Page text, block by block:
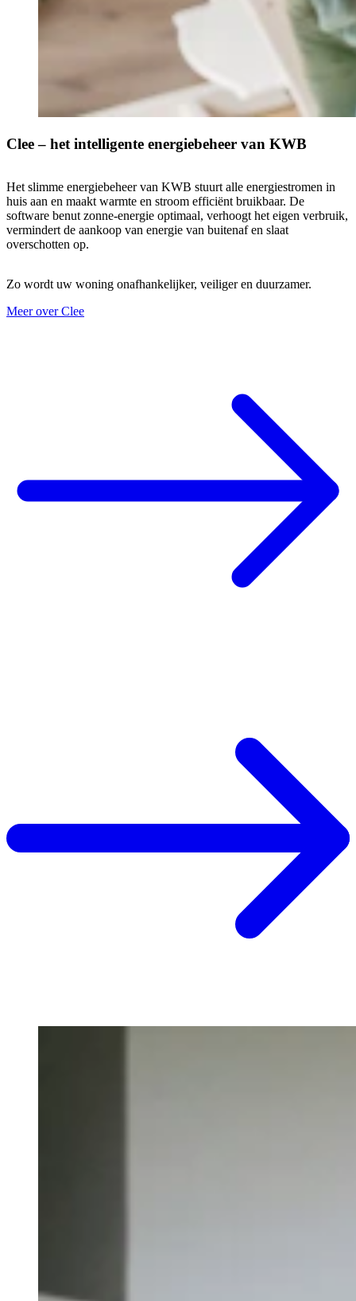
Clee – het intelligente energiebeheer van KWB
Het slimme energiebeheer van KWB stuurt alle energiestromen in
huis aan en maakt warmte en stroom efficiënt bruikbaar. De
software benut zonne-energie optimaal, verhoogt het eigen verbruik,
vermindert de aankoop van energie van buitenaf en slaat
overschotten op.
Zo wordt uw woning onafhankelijker, veiliger en duurzamer.
Meer over Clee